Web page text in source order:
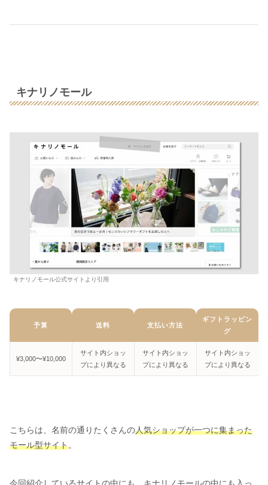
キナリノモール
キナリノモール公式サイトより引用
予算 送料 支払い方法
ギフトラッピン
グ
¥3,000〜¥10,000
サイト内ショッ
プにより異なる
サイト内ショッ
プにより異なる
サイト内ショッ
プにより異なる
こちらは、名前の通りたくさんの人気ショップが一つに集まった
モール型サイト。